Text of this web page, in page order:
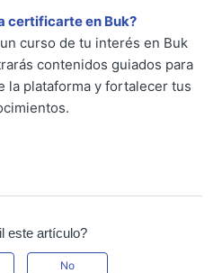
certificarte en Buk?
curso de tu interés en Buk
contenidos guiados para
la plataforma y fortalecer tus
este artículo?
No